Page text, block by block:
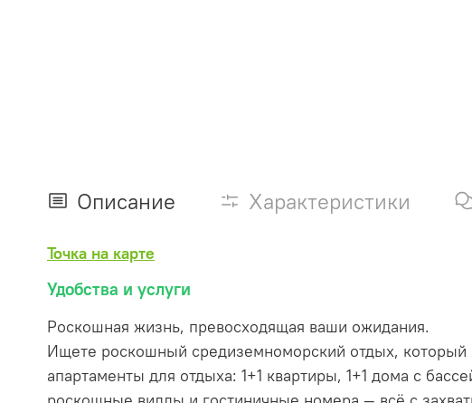
Описание Характеристики
Точка на карте
Удобства и услуги
Роскошная жизнь, превосходящая ваши ожидания.
Ищете роскошный средиземноморский отдых, который
апартаменты для отдыха: 1+1 квартиры, 1+1 дома с